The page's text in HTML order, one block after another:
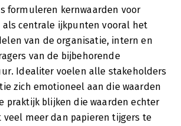
formuleren kernwaarden voor
als centrale ijkpunten vooral het
van de organisatie, intern en
van de bijbehorende
Idealiter voelen alle stakeholders
zich emotioneel aan die waarden
praktijk blijken die waarden echter
veel meer dan papieren tijgers te